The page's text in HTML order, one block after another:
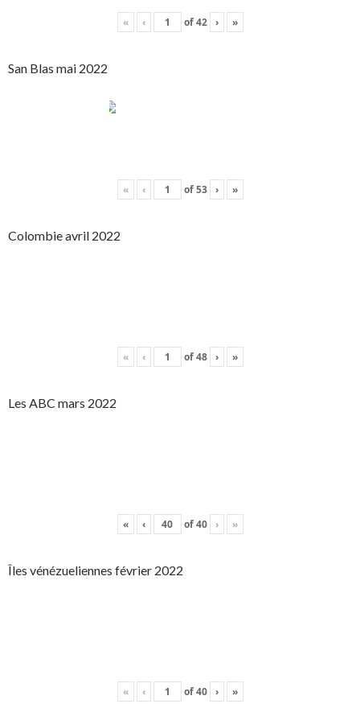
« ‹ of42 › »
San Blas mai 2022
« ‹ of53 › »
Colombie avril 2022
« ‹ of48 › »
Les ABC mars 2022
« ‹ of40 › »
Îles vénézueliennes février 2022
« ‹ of40 › »